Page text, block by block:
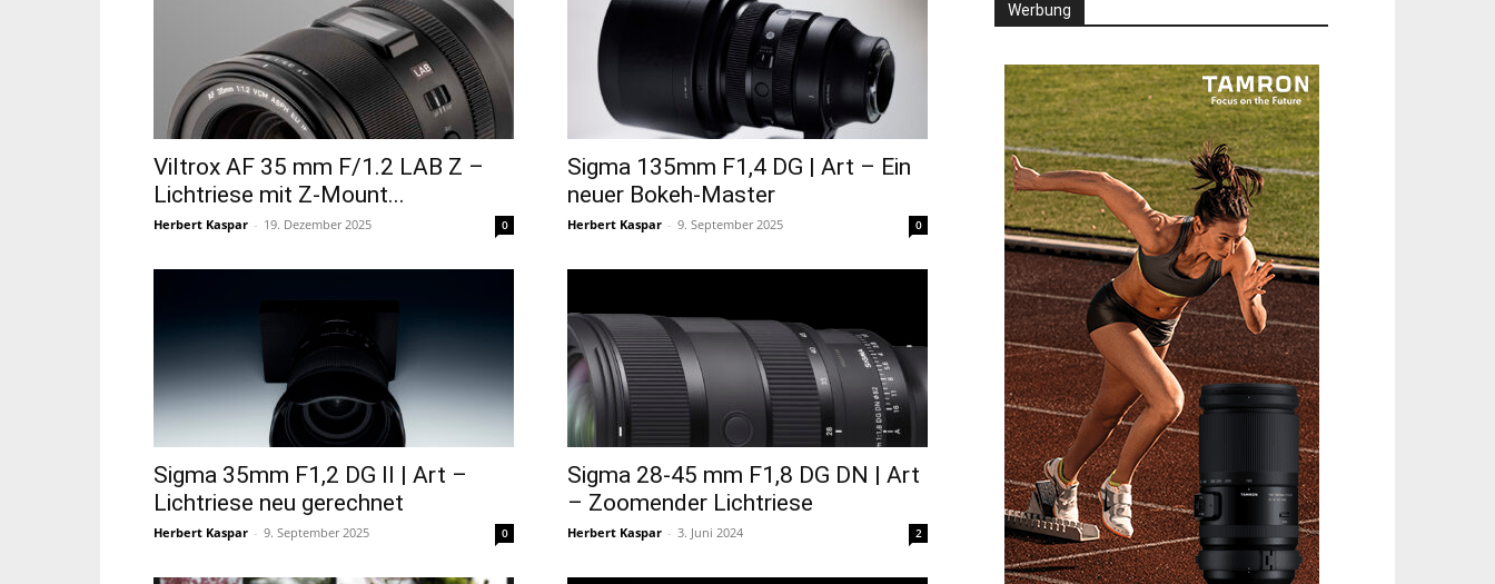
Viltrox AF 35 mm F/1.2 LAB Z –
Lichtriese mit Z-Mount...
Herbert Kaspar - 19. Dezember 2025 0
Sigma 135mm F1,4 DG | Art – Ein
neuer Bokeh-Master
Herbert Kaspar - 9. September 2025 0
Sigma 35mm F1,2 DG II | Art –
Lichtriese neu gerechnet
Herbert Kaspar - 9. September 2025 0
Sigma 28-45 mm F1,8 DG DN | Art
– Zoomender Lichtriese
Herbert Kaspar - 3. Juni 2024 2
Werbung